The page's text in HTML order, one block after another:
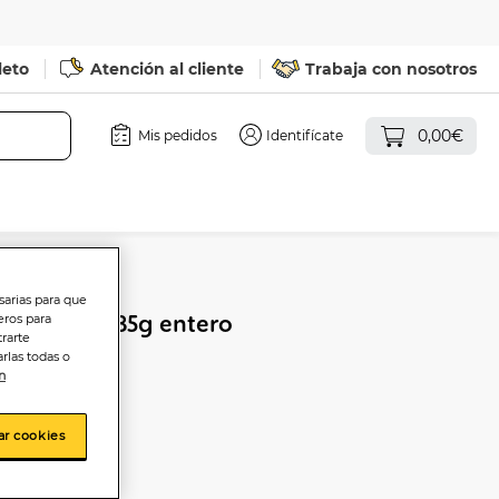
Atención al cliente Trabaja con nosotros
Mis pedidos Identifícate 0,00€
bote 185g entero
para que
para
todas o
cookies